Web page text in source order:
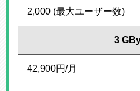
2,000 (最大ユーザー数)
3
42,900円/月